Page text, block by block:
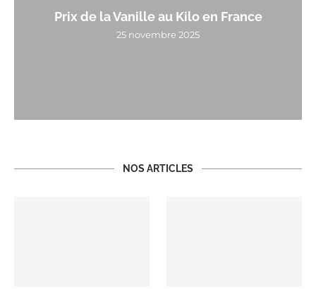
Prix de la Vanille au Kilo en France
25 novembre 2025
NOS ARTICLES